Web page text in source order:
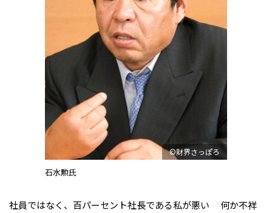
©財界さっぽろ
石水勲氏
社員ではなく、百パーセント社長である私が悪い 何か不祥